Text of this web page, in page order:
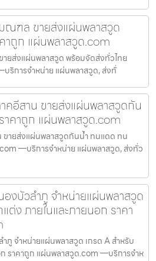
ณฑล ขายส่งแผ่นพลาสวูด
าถูก แผ่นพลาสวูด.com
ยส่งแผ่นพลาสวูด พร้อมจัดส่งทั่วไทย
ริการจำหน่าย แผ่นพลาสวูด, ส่งทั่
อีสาน ขายส่งแผ่นพลาสวูดกัน
คาถูก แผ่นพลาสวูด.com
ขายส่งแผ่นพลาสวูดกันน้ำ ทนแดด ทน
—บริการจำหน่าย แผ่นพลาสวูด, ส่งทั่ว
งบัวลำภู จำหน่ายแผ่นพลาสวูด
ต่ง ภายในและภายนอก ราคา
ภู จำหน่ายแผ่นพลาสวูด เกรด A สำหรับ
ราคาถูก แผ่นพลาสวูด.com —บริการจำห